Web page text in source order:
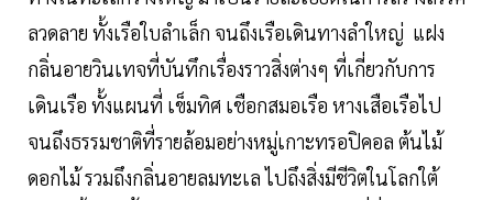
ลวดลาย ทั้งเรือใบลำเล็ก จนถึงเรือเดินทางลำใหญ่ แฝง
กลิ่นอายวินเทจที่บันทึกเรื่องราวสิ่งต่างๆ ที่เกี่ยวกับการ
เดินเรือ ทั้งแผนที่ เข็มทิศ เชือกสมอเรือ หางเสือเรือไป
จนถึงธรรมชาติที่รายล้อมอย่างหมู่เกาะทรอปิคอล ต้นไม้
ดอกไม้ รวมถึงกลิ่นอายลมทะเล ไปถึงสิ่งมีชีวิตในโลกใต้